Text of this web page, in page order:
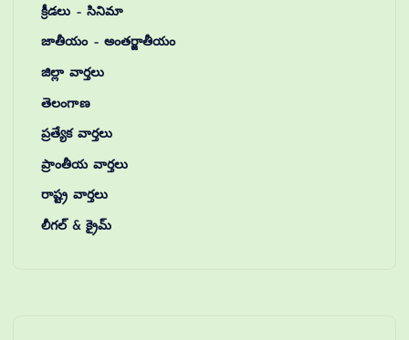
క్రీడలు – సినిమా
జాతీయం – అంతర్జాతీయం
జిల్లా వార్తలు
తెలంగాణ
ప్రత్యేక వార్తలు
ప్రాంతీయ వార్తలు
రాష్ట్ర వార్తలు
లీగల్ & క్రైమ్